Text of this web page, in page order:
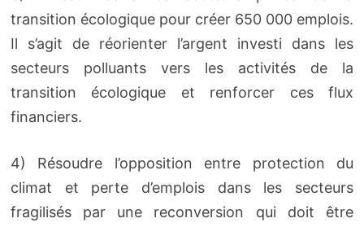
transition écologique pour créer 650 000 emplois.
Il s’agit de réorienter l’argent investi dans les
secteurs polluants vers les activités de la
transition écologique et renforcer ces flux
financiers.
4) Résoudre l’opposition entre protection du
climat et perte d’emplois dans les secteurs
fragilisés par une reconversion qui doit être